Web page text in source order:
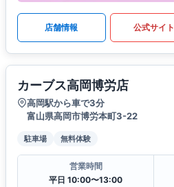
店舗情報 公式サイト
カーブス高岡博労店
高岡駅から車で3分
富山県高岡市博労本町3-22
駐車場 無料体験
営業時間
平日 10:00〜13:00